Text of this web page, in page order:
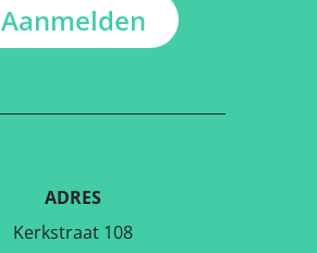
Aanmelden
ADRES
Kerkstraat 108